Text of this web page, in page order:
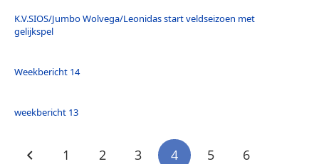
K.V.SIOS/Jumbo Wolvega/Leonidas start veldseizoen met
gelijkspel
Weekbericht 14
weekbericht 13
1 2 3 4 5 6